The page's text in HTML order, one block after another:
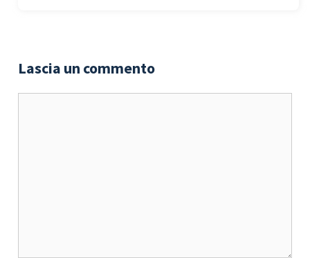
Lascia un commento